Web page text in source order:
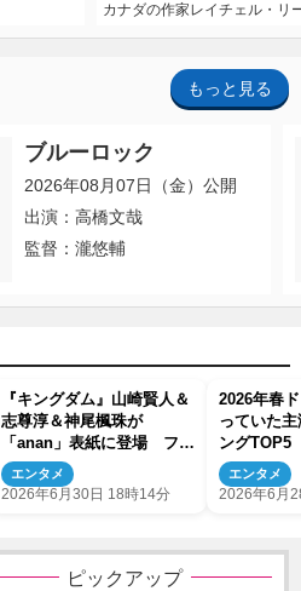
カナダの作家レイチェル・リ
もっと見る
ブルーロック
2026年08月07日（金）公開
出演：高橋文哉
監督：瀧悠輔
『キングダム』山崎賢人＆
志尊淳＆神尾楓珠が
「anan」表紙に登場 フォ
ーマルな装い
エンタメ
2026年6月30日 18時14分
2026年春
っていた
ングTOP5
エンタメ
2026年6月
ピックアップ